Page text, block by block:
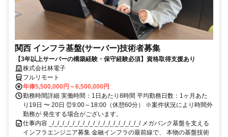
関西 インフラ基盤(サーバー)技術者募集
【3年以上サーバーの構築経験・保守経験必須】資格取得支援あり
株式会社林電子
フルリモート
年俸5,500,000円～6,500,000円
勤務時間詳細 実働時間：1日あたり8時間 平均勤務日数：1ヶ月あた
り19日 〜 20日 ⏰9:00～18:00（休憩60分） ※案件状況により時間外
勤務が 発生する場合がございます。
仕事内容 _/_/_/_/_/_/_/_/_/_/_/_/_/_/_/_/_/_/ メガバンク基盤を支える
インフラエンジニア募集 金融インフラの最前線で、 本物の基盤技術